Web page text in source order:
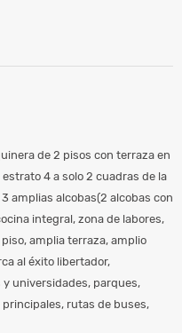
de 2 pisos con terraza en
4 a solo 2 cuadras de la
amplias alcobas(2 alcobas con
integral, zona de labores,
amplia terraza, amplio
al éxito libertador,
universidades, parques,
rutas de buses,